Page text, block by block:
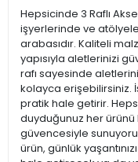
Hepsicinde 3 Raflı
işyerlerinde ve
arabasıdır. Kaliteli
yapısıyla aletlerinizi
rafı sayesinde
kolayca erişebilirsiniz.
pratik hale getirir.
duyduğunuz her ürünü
güvencesiyle
ürün, günlük